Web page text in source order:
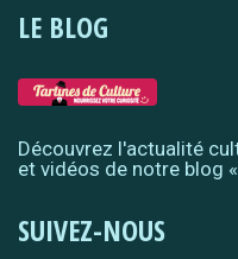
LE BLOG
Découvrez l'actualité
et vidéos de notre blog
SUIVEZ-NOUS